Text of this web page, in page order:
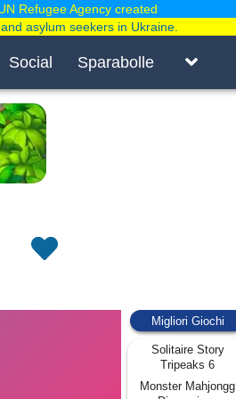
Social Sparabolle
Migliori Giochi
Solitaire Story
Tripeaks 6
Monster Mahjongg
Refugee Agency created
asylum seekers in Ukraine.